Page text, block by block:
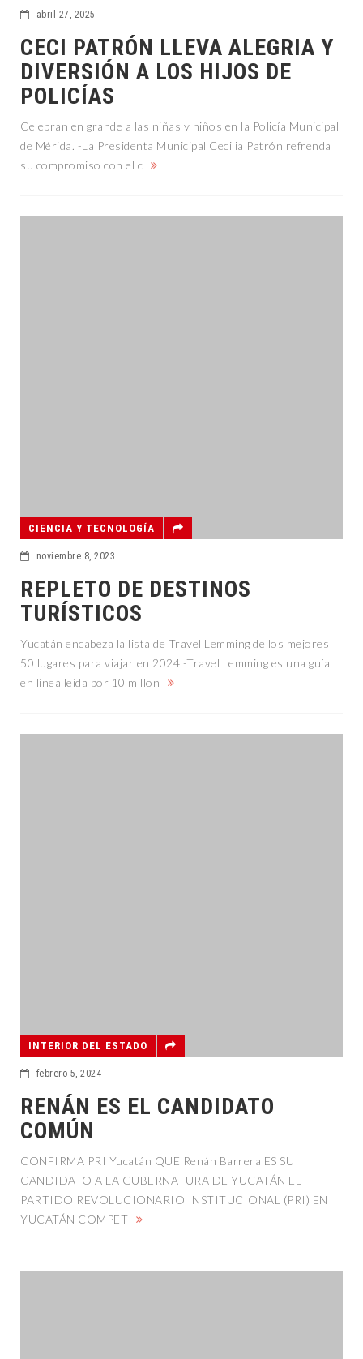
abril 27, 2025
CECI PATRÓN LLEVA ALEGRIA Y
DIVERSIÓN A LOS HIJOS DE
POLICÍAS
Celebran en grande a las niñas y niños en la Policía Municipal
de Mérida. -La Presidenta Municipal Cecilia Patrón refrenda
su compromiso con el c
CIENCIA Y TECNOLOGÍA
noviembre 8, 2023
REPLETO DE DESTINOS
TURÍSTICOS
Yucatán encabeza la lista de Travel Lemming de los mejores
50 lugares para viajar en 2024 -Travel Lemming es una guía
en línea leída por 10 millon
INTERIOR DEL ESTADO
febrero 5, 2024
RENÁN ES EL CANDIDATO
COMÚN
CONFIRMA PRI Yucatán QUE Renán Barrera ES SU
CANDIDATO A LA GUBERNATURA DE YUCATÁN EL
PARTIDO REVOLUCIONARIO INSTITUCIONAL (PRI) EN
YUCATÁN COMPET